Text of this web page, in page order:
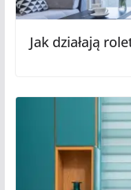
Jak działają